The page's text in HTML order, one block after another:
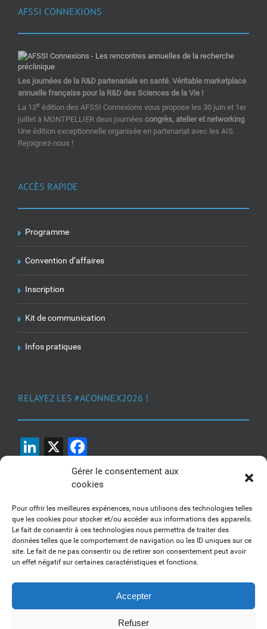
Gérer le consentement aux
cookies
Pour offrir les meilleures expériences, nous utilisons des technologies telles
que les cookies pour stocker et/ou accéder aux informations des appareils.
Le fait de consentir à ces technologies nous permettra de traiter des
données telles que le comportement de navigation ou les ID uniques sur ce
site. Le fait de ne pas consentir ou de retirer son consentement peut avoir
un effet négatif sur certaines caractéristiques et fonctions.
Accepter
Refuser
AFSSI CONNEXIONS
Les journées de la R&D partenariale en santé. Véritable marketplace
annuelle française pour la R&D des Sciences de la Vie !
La 13e édition des AFSSI Connexions vous propose les 30 juin et 1er
juillet à MONTPELLIER deux journées congrès, atelier et networking.
Une édition exceptionnelle organisée en partenariat avec les AIS.
Rejoignez-nous !
ACCÈS RAPIDE
Programme
Convention d’affaires
Inscription
Kit de communication
Infos pratiques
RELAYEZ LES #ACONNEX2026 !
LinkedIn
X
1, 2, 3... Buzzez !
Découvrez nos kits communication